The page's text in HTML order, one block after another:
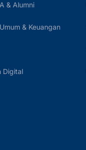
& Alumni
& Keuangan
Digital